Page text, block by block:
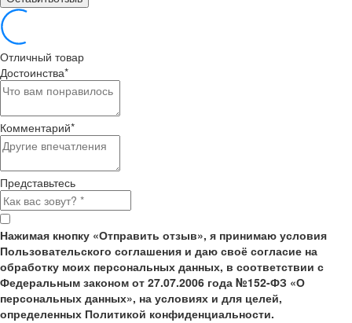
Отличный товар
Достоинства*
Комментарий*
Представьтесь
Нажимая кнопку «Отправить отзыв», я принимаю условия
Пользовательского соглашения и даю своё согласие на
обработку моих персональных данных, в соответствии с
Федеральным законом от 27.07.2006 года №152-ФЗ «О
персональных данных», на условиях и для целей,
определенных Политикой конфиденциальности.